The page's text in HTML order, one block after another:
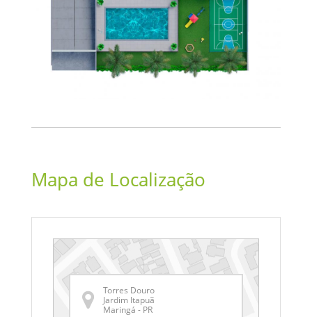
Mapa de Localização
Torres Douro
Jardim Itapuã
Maringá - PR